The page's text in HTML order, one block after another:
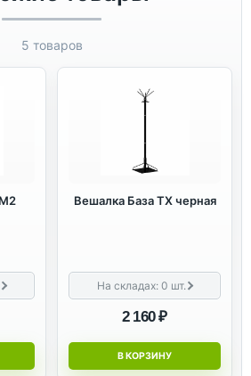
5 товаров
Вешалка База ТХ черная
На складах:0 шт.
2 160 ₽
В КОРЗИНУ